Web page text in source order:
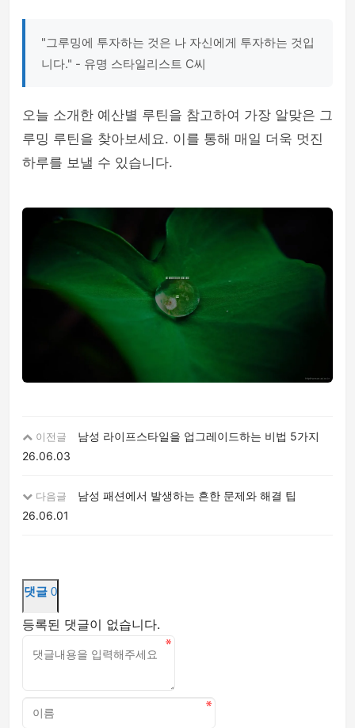
"그루밍에 투자하는 것은 나 자신에게 투자하는 것입
니다." - 유명 스타일리스트 C씨
오늘 소개한 예산별 루틴을 참고하여 가장 알맞은 그
루밍 루틴을 찾아보세요. 이를 통해 매일 더욱 멋진
하루를 보낼 수 있습니다.
이전글
남성 라이프스타일을 업그레이드하는 비법 5가지
26.06.03
다음글
남성 패션에서 발생하는 흔한 문제와 해결 팁
26.06.01
댓글 0
등록된 댓글이 없습니다.